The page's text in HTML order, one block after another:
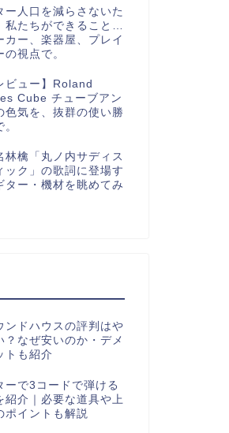
ー人口を減らさないた
私たちができること…
カー、楽器屋、プレイ
の視点で。
ビュー】Roland
Cube チューブアン
色気を、抜群の使い勝
林檎「丸ノ内サディス
ック」の歌詞に登場す
ター・機材を眺めてみ
ンドハウスの評判はや
？なぜ安いのか・デメ
トも紹介
ーで3コードで弾ける
紹介｜必要な道具や上
ポイントも解説